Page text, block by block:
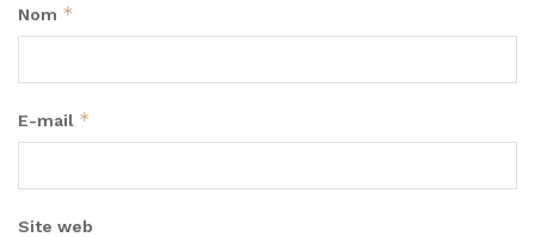
Nom *
E-mail *
Site web